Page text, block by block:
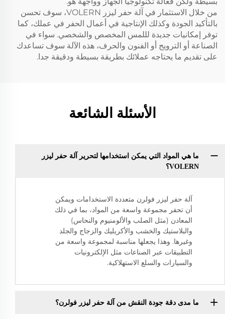
من خلال الاستثمار في آلة حفر ليزر VOLERN، سوف تحسن
بالتأكيد الجودة وكذلك الإنتاجية في أعمال الحفر في عملك، كما
توفر إمكانيات جديدة لللمس المخصص والشخصي. سواء في
الصناعة أو الترويج أو الفنون والحرف، هذه الآلة سوف تساعدك
على تقديم ما يحتاجه عملائك بطريقة بسيطة ودقيقة جدا.
الأسئلة الشائعة
ما هي المواد التي يمكن استخدامها لتحرير آلة حفر ليزر
VOLERN؟
آلة حفر ليزر فولرن متعددة الاستخدامات ويمكن
أن تحفر مجموعة واسعة من المواد، بما في ذلك
المعادن (مثل الصلب والألومنيوم والنحاس)
والبلاستيك والخشب والأكريليك والزجاج والجلد
وغيرها. وهذا يجعلها مناسبة لمجموعة واسعة من
التطبيقات عبر الصناعات مثل الإلكترونيات
والسيارات والسلع الاستهلاكية.
ما مدى دقة جودة النقش من آلة حفر ليزر فولرن؟